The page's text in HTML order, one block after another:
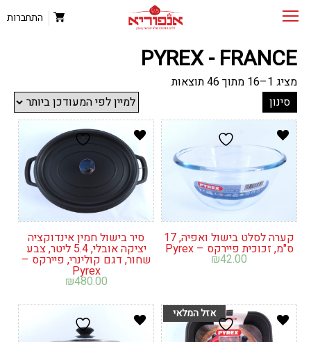
התחברות
PYREX - FRANCE
מציג 1–16 מתוך 46 תוצאות ממוין
ביותר
סינון
קערה לסלט בישול ואפיה, 17
ס"מ, זכוכית פיירקס – Pyrex
₪42.00
סיר בישול חמין אינדוקציה
יציקה אובלי, 5.4 ליטר, צבע
שחור, דגם קולינרי, פיירקס –
Pyrex
₪480.00